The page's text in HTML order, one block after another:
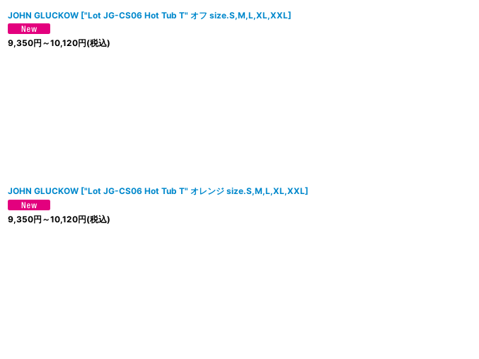
JOHN GLUCKOW ["Lot JG-CS06 Hot Tub T" オフ size.S,M,L,XL,XXL]
9,350円 ～10,120円(税込)
JOHN GLUCKOW ["Lot JG-CS06 Hot Tub T" オレンジ size.S,M,L,XL,XXL]
9,350円 ～10,120円(税込)